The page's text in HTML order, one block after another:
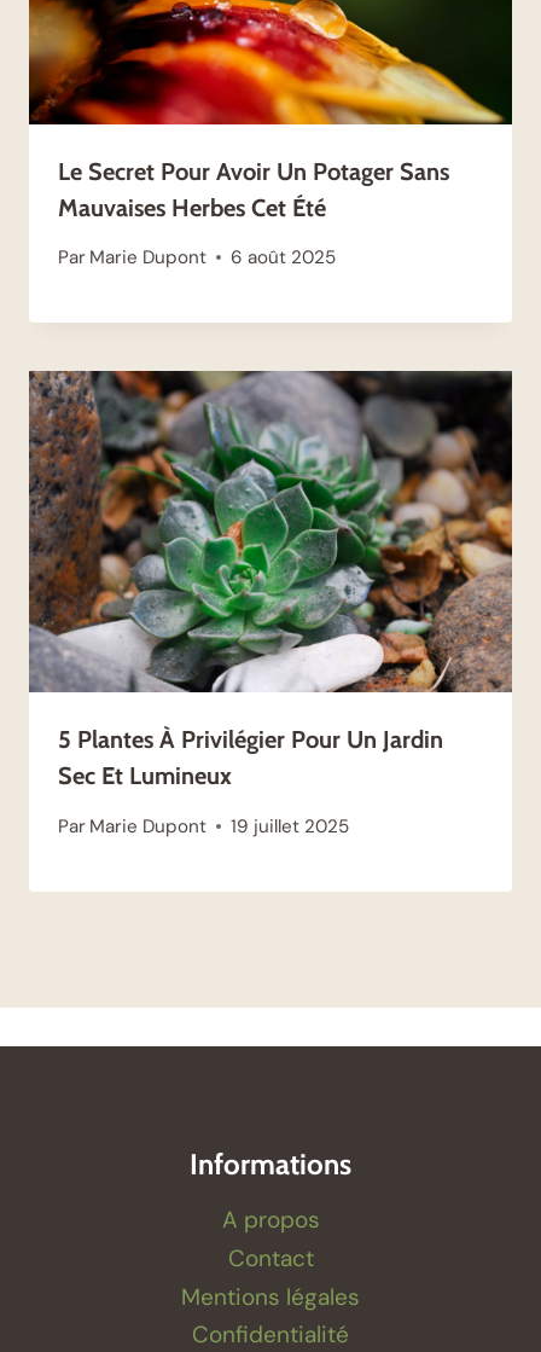
Le Secret Pour Avoir Un Potager Sans
Mauvaises Herbes Cet Été
Par Marie Dupont 6 août 2025
5 Plantes À Privilégier Pour Un Jardin
Sec Et Lumineux
Par Marie Dupont 19 juillet 2025
Informations
A propos
Contact
Mentions légales
Confidentialité